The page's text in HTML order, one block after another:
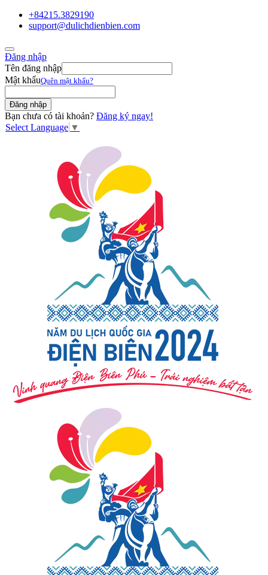
+84215.3829190
support@dulichdienbien.com
Đăng nhập
Tên đăng nhập
Mật khẩuQuên mật khẩu?
Bạn chưa có tài khoản? Đăng ký ngay!
Select Language ▼